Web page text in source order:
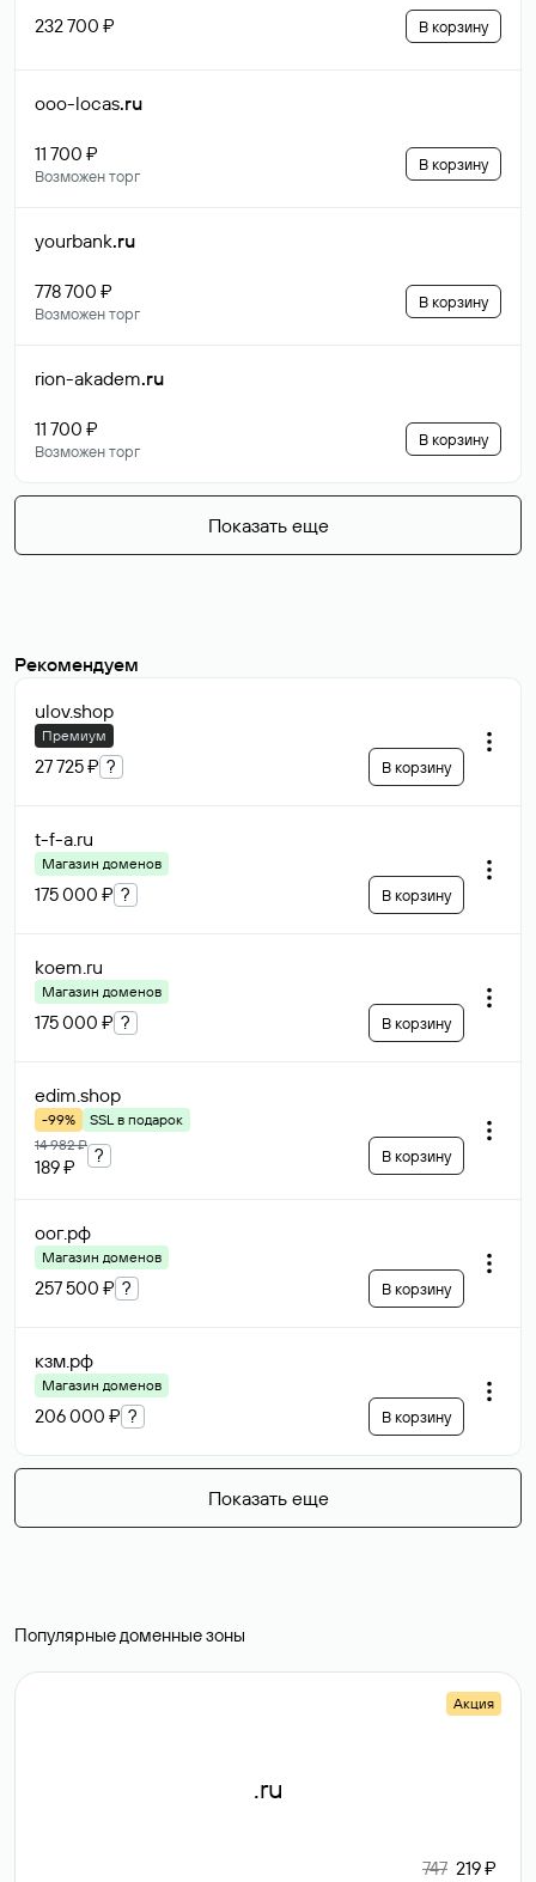
232 700 ₽ В корзину
ooo-locas.ru
11 700 ₽
Возможен торг
В корзину
yourbank.ru
778 700 ₽
Возможен торг
В корзину
rion-akadem.ru
11 700 ₽
Возможен торг
В корзину
Показать еще
Рекомендуем
ulov.shop
Премиум
27 725 ₽ ? В корзину
t-f-a.ru
Магазин доменов
175 000 ₽ ? В корзину
koem.ru
Магазин доменов
175 000 ₽ ? В корзину
edim.shop
-99%
SSL в подарок
14 982 ₽
189 ₽
? В корзину
оог.рф
Магазин доменов
257 500 ₽ ? В корзину
кзм.рф
Магазин доменов
206 000 ₽ ? В корзину
Показать еще
Популярные доменные зоны
Акция
.ru
747 219 ₽